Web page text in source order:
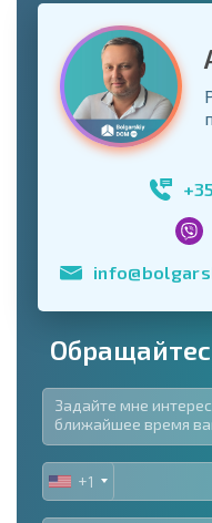
UNITED
STATES
+1